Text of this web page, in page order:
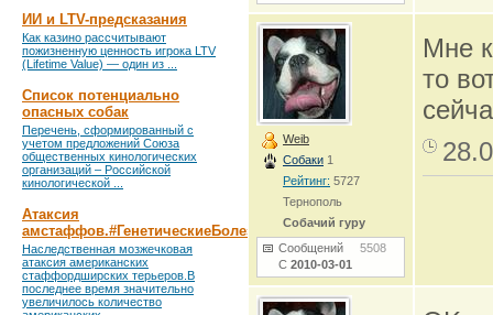
ИИ и LTV-предсказания
Как казино рассчитывают
пожизненную ценность игрока LTV
(Lifetime Value) — один из ...
Список потенциально
опасных собак
Перечень, сформированный с
учетом предложений Союза
общественных кинологических
организаций – Российской
кинологической ...
Атаксия
амстаффов.#ГенетическиеБолезни
Наследственная мозжечковая
атаксия американских
стаффордширских терьеров.В
последнее время значительно
увеличилось количество
Weib
Собаки 1
Рейтинг: 5727
Тернополь
Собачий гуру
Сообщений 5508
С 2010-03-01
Мне
то